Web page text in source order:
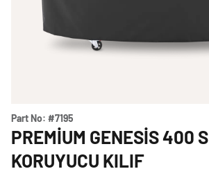
Ranch
Kömürlü Barbekü Aksesuarları
Weber Crafted
Akıllı Cihazlar
Tüm Aksesuarları Görüntüle
Yedek Parça & Destek
Katalog
Part No: #7195
PREMIUM GENESIS 400
KORUYUCU KILIF